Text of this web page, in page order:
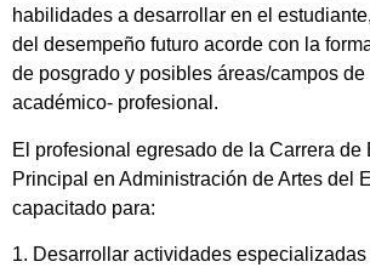
habilidades a desarrollar en el
del desempeño futuro acorde con la
de posgrado y posibles áreas/campos de
académico- profesional.
El profesional egresado de la Carrera de
Principal en Administración de Artes del
capacitado para:
1. Desarrollar actividades